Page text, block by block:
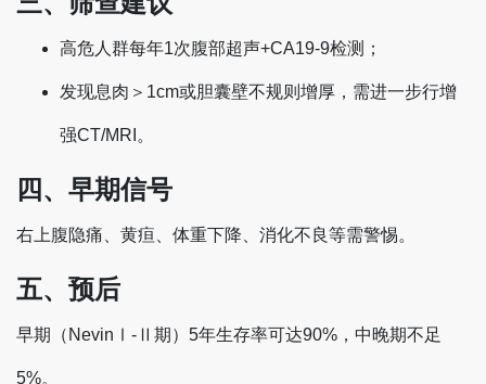
高危人群每年1次腹部超声+CA19-9检测‌；
发现息肉＞1cm或胆囊壁不规则增厚，需进一步行增
强CT/MRI‌。
四、早期信号
右上腹隐痛、黄疸、体重下降、消化不良等需警惕‌。
五、预后
早期（NevinⅠ-Ⅱ期）5年生存率可达90%，中晚期不足
5%。